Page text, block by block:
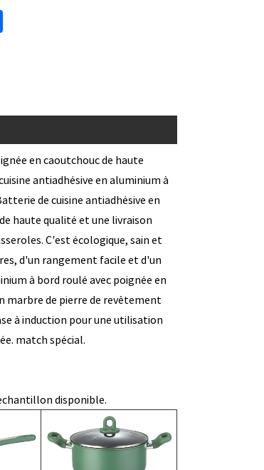
Share
en caoutchouc de haute
antiadhésive en aluminium à
de cuisine antiadhésive en
haute qualité et une livraison
C'est écologique, sain et
d'un rangement facile et d'un
à bord roulé avec poignée en
marbre de pierre de revêtement
à induction pour une utilisation
match spécial.
disponible.